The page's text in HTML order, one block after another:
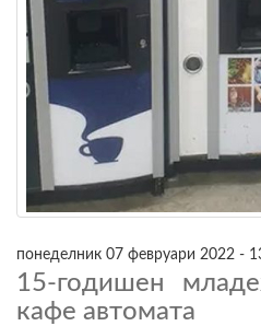
понеделник 07 февруари 2022 -
15-годишен
кафе автомата